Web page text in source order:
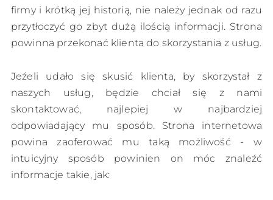
firmy i krótką jej historią, nie należy jednak od razu
przytłoczyć go zbyt dużą ilością informacji. Strona
powinna przekonać klienta do skorzystania z usług.
Jeźeli udało się skusić klienta, by skorzystał z
naszych usług, będzie chciał się z nami
skontaktować, najlepiej w najbardziej
odpowiadający mu sposób. Strona internetowa
powina zaoferować mu taką możliwość - w
intuicyjny sposób powinien on móc znaleźć
informacje takie, jak: